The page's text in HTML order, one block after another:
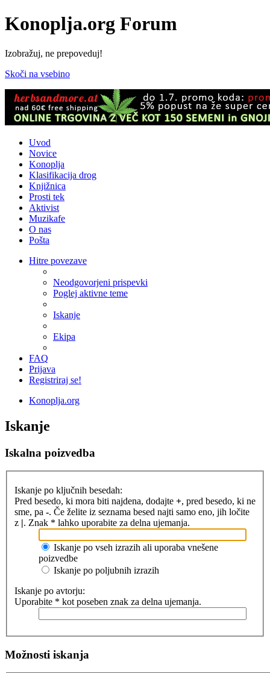
Konoplja.org Forum
Izobražuj, ne prepoveduj!
Skoči na vsebino
Uvod
Novice
Konoplja
Klasifikacija drog
Knjižnica
Prosti tek
Aktivist
Muzikafe
O nas
Pošta
Hitre povezave
Neodgovorjeni prispevki
Poglej aktivne teme
Iskanje
Ekipa
FAQ
Prijava
Registriraj se!
Konoplja.org
Iskanje
Iskalna poizvedba
Iskanje po ključnih besedah:
Pred besedo, ki mora biti najdena, dodajte +, pred besedo, ki ne
sme, pa -. Če želite iz seznama besed najti samo eno, jih ločite
z |. Znak * lahko uporabite za delna ujemanja.
Iskanje po vseh izrazih ali uporaba vnešene
poizvedbe
Iskanje po poljubnih izrazih
Iskanje po avtorju:
Uporabite * kot poseben znak za delna ujemanja.
Možnosti iskanja